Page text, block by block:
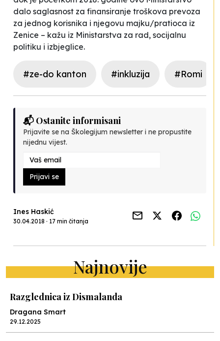
dalo saglasnost za finansiranje troškova prevoza
za jednog korisnika i njegovu majku/pratioca iz
Zenice – kažu iz Ministarstva za rad, socijalnu
politiku i izbjeglice.
#ze-do kanton #inkluzija #Romi
📬 Ostanite informisani
Prijavite se na Školegijum newsletter i ne propustite
nijednu vijest.
Prijavi se
Ines Haskić
30.04.2018 · 17 min čitanja
Najnovije
Razglednica iz Dismalanda
Dragana Smart
29.12.2025